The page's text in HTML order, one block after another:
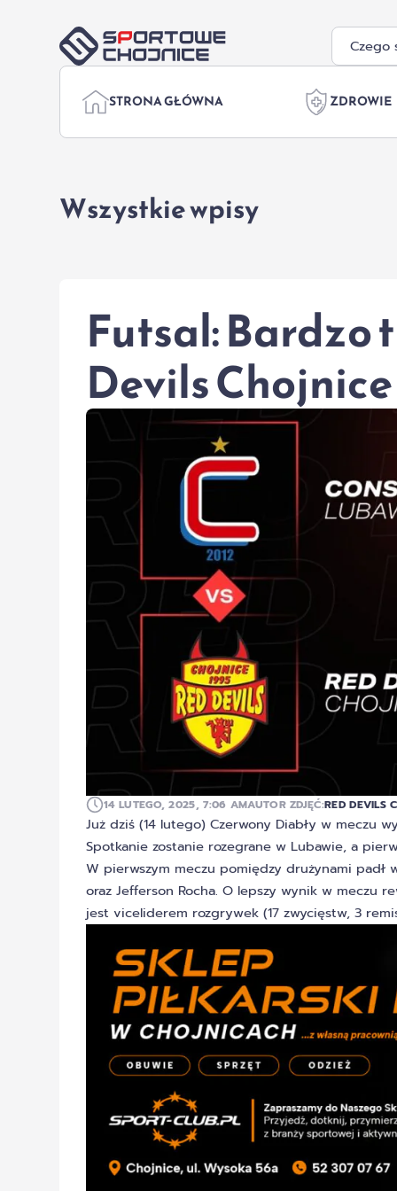
STRONA GŁÓWNA ZDROWIE
Wszystkie wpisy
Futsal: Bardzo
Devils Chojnice
14 LUTEGO, 2025, 7:06 AMAUTOR ZDJĘĆ:RED DEVILS
Już dziś (14 lutego) Czerwony Diabły w meczu
Spotkanie zostanie rozegrane w Lubawie, a
W pierwszym meczu pomiędzy drużynami padł
oraz Jefferson Rocha. O lepszy wynik w meczu
jest viceliderem rozgrywek (17 zwycięstw, 3